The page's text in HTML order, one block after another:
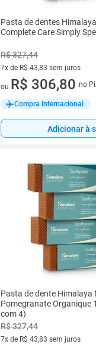
Pasta de dentes
Complete Care Simply
R$ 327,44
7x de R$ 43,83 sem juros
7 vez de R$ 43,83 sem juros
ou R$ 306,80 no
Compra Internacional
Adicionar à
Pasta de dente Himalaya
Pomegranate Organique
com 4)
R$ 327,44
7x de R$ 43,83 sem juros